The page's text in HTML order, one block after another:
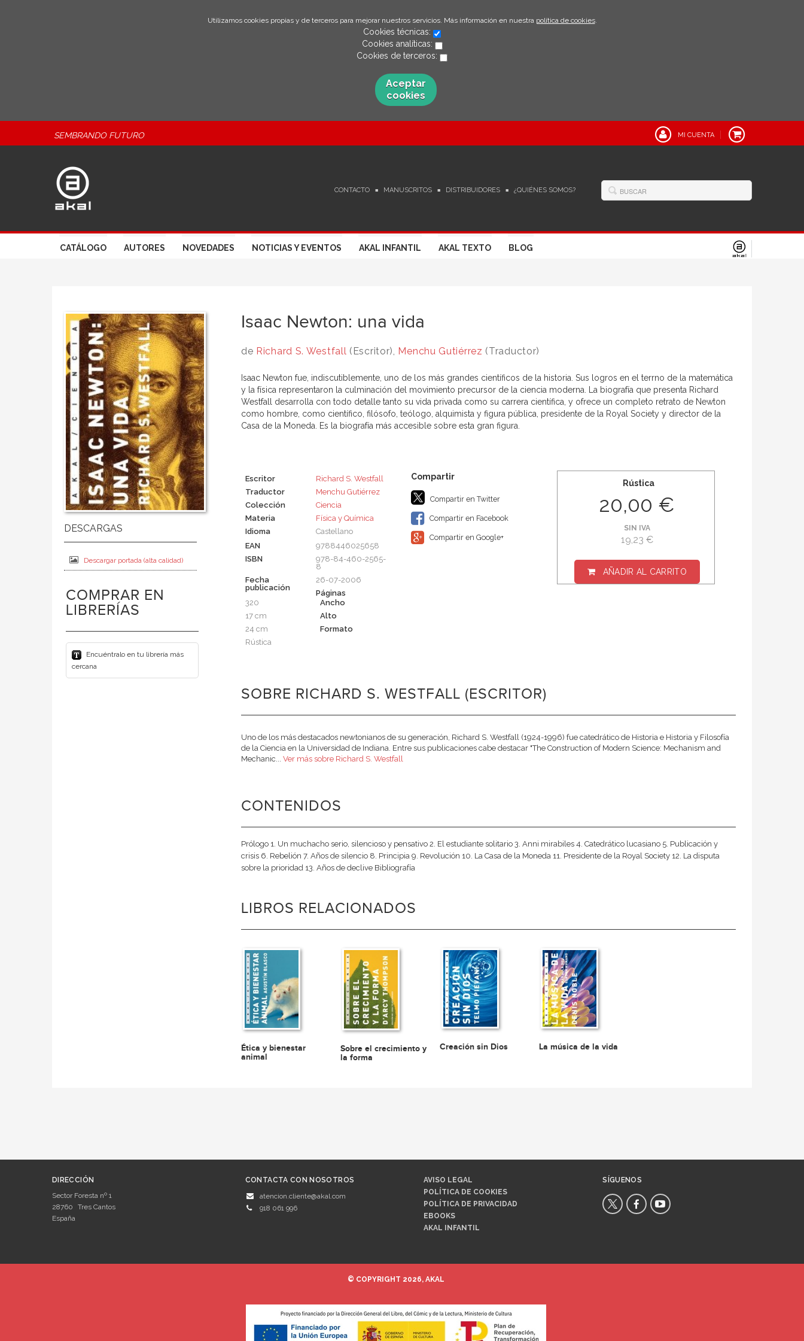
Utilizamos cookies propias y de terceros para mejorar nuestros servicios. Más información en nuestra política de cookies.
Cookies técnicas:
Cookies analíticas:
Cookies de terceros:
Aceptar
cookies
SEMBRANDO FUTURO MI CUENTA
CONTACTO MANUSCRITOS DISTRIBUIDORES ¿QUIÉNES SOMOS?
CATÁLOGO AUTORES NOVEDADES NOTICIAS Y EVENTOS AKAL INFANTIL AKAL TEXTO BLOG
Descargar portada (alta calidad)
COMPRAR EN
LIBRERÍAS
Encuéntralo en tu librería más
cercana
Isaac Newton: una vida
de Richard S. Westfall (Escritor), Menchu Gutiérrez (Traductor)
Isaac Newton fue, indiscutiblemente, uno de los más grandes científicos de la historia. Sus logros en el terrno de la matemática
y la física representaron la culminación del movimiento precursor de la ciencia moderna. La biografía que presenta Richard
Westfall desarrolla con todo detalle tanto su vida privada como su carrera científica, y ofrece un completo retrato de Newton
como hombre, como científico, filósofo, teólogo, alquimista y figura pública, presidente de la Royal Society y director de la
Casa de la Moneda. Es la biografía más accesible sobre esta gran figura.
Escritor
Richard S. Westfall
Traductor
Menchu Gutiérrez
Colección
Ciencia
Materia
Física y Química
Idioma
Castellano
EAN
9788446025658
ISBN
978-84-460-2565-
8
Fecha
publicación
26-07-2006
Páginas
320
Ancho
17 cm
Alto
24 cm
Formato
Rústica
Compartir en Twitter
Compartir en Facebook
Compartir en Google+
Rústica
20,00 €
SIN IVA
19,23 €
AÑADIR AL CARRITO
SOBRE RICHARD S. WESTFALL (ESCRITOR)
Uno de los más destacados newtonianos de su generación, Richard S. Westfall (1924-1996) fue catedrático de Historia e Historia y Filosofía
de la Ciencia en la Universidad de Indiana. Entre sus publicaciones cabe destacar "The Construction of Modern Science: Mechanism and
Mechanic... Ver más sobre Richard S. Westfall
CONTENIDOS
Prólogo 1. Un muchacho serio, silencioso y pensativo 2. El estudiante solitario 3. Anni mirabiles 4. Catedrático lucasiano 5. Publicación y
crisis 6. Rebelión 7. Años de silencio 8. Principia 9. Revolución 10. La Casa de la Moneda 11. Presidente de la Royal Society 12. La disputa
sobre la prioridad 13. Años de declive Bibliografía
LIBROS RELACIONADOS
Ética y bienestar
animal
Sobre el crecimiento y
la forma
Creación sin Dios La música de la vida
DIRECCIÓN
Sector Foresta nº 1
28760
Tres Cantos
España
CONTACTA CON NOSOTROS
atencion.cliente@akal.com
918 061 996
AVISO LEGAL
POLÍTICA DE COOKIES
POLÍTICA DE PRIVACIDAD
EBOOKS
AKAL INFANTIL
SÍGUENOS
© COPYRIGHT 2026, AKAL